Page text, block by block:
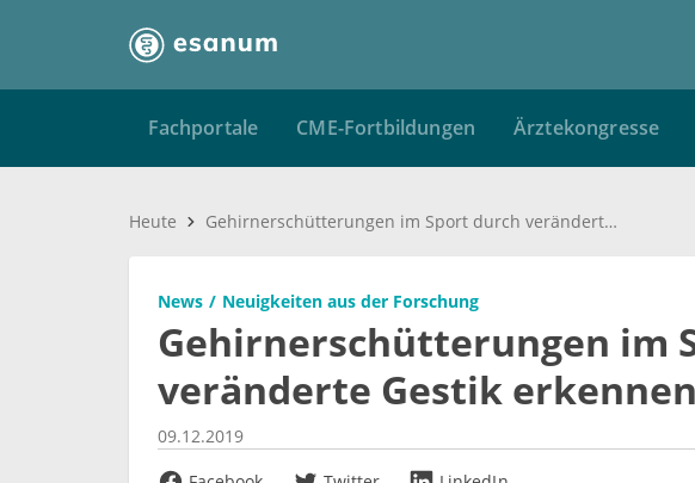
Fachportale CME-Fortbildungen Ärztekongresse
Heute Gehirnerschütterungen im Sport durch veränderte Gestik erkennen
News Neuigkeiten aus der Forschung
Gehirnerschütterungen im
veränderte Gestik erkennen
09.12.2019